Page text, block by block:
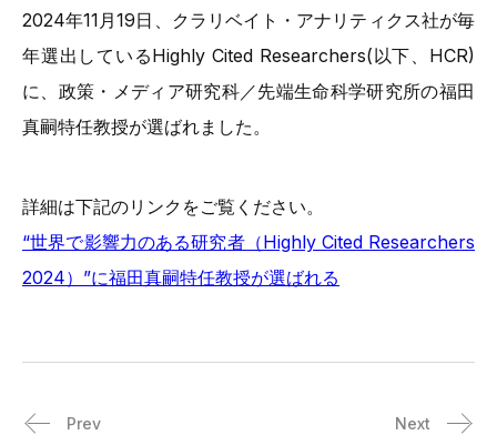
2024年11月19日、クラリベイト・アナリティクス社が毎
年選出しているHighly Cited Researchers(以下、HCR)
に、政策・メディア研究科／先端生命科学研究所の福田
真嗣特任教授が選ばれました。
詳細は下記のリンクをご覧ください。
“世界で影響力のある研究者（Highly Cited Researchers
2024）”に福田真嗣特任教授が選ばれる
Prev Next